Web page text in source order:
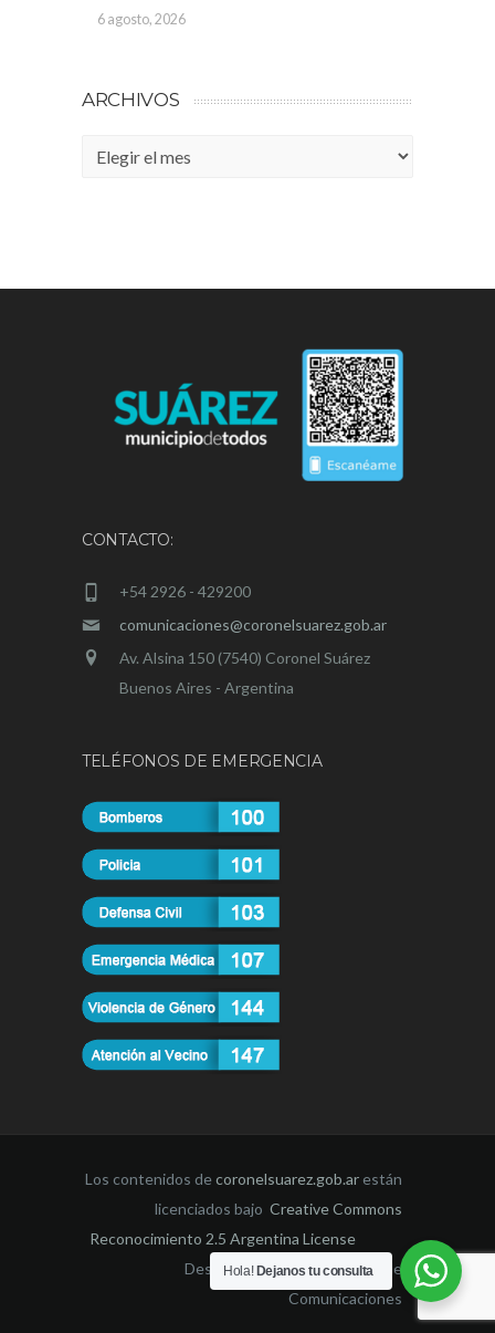
6 agosto, 2026
ARCHIVOS
Archivos
CONTACTO:
+54 2926 - 429200
comunicaciones@coronelsuarez.gob.ar
Av. Alsina 150 (7540) Coronel Suárez
Buenos Aires - Argentina
TELÉFONOS DE EMERGENCIA
Los contenidos decoronelsuarez.gob.ar están
licenciados bajo Creative Commons
Reconocimiento 2.5 Argentina License
Desarrollado por la Dirección de
Comunicaciones
Hola! Dejanos tu consulta